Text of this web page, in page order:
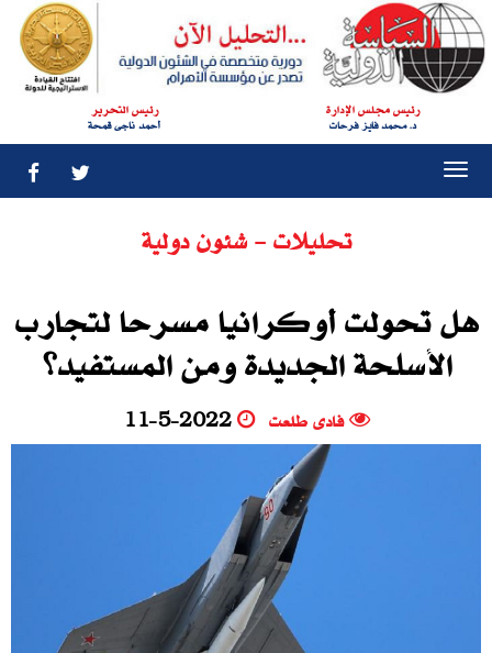
رئيس مجلس الإدارة
د. محمد فايز فرحات
رئيس التحرير
أحمد ناجى قمحة
تحليلات - شئون دولية
هل تحولت أوكرانيا مسرحا لتجارب
الأسلحة الجديدة ومن المستفيد؟
فادى طلعت 11-5-2022